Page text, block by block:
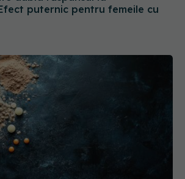
din suplimente care
De ce nivelurile excesive de
riscante